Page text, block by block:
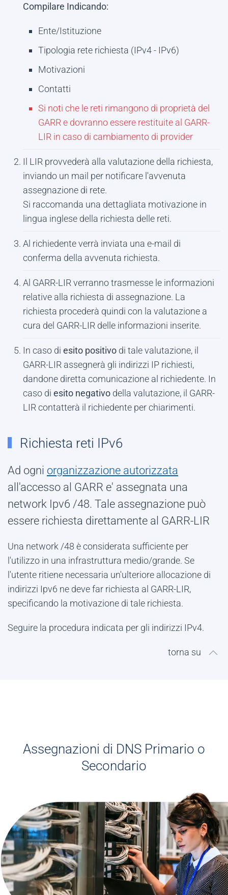
Compilare Indicando:
Ente/Istituzione
Tipologia rete richiesta (IPv4 - IPv6)
Motivazioni
Contatti
Si noti che le reti rimangono di proprietà del
GARR e dovranno essere restituite al GARR-
LIR in caso di cambiamento di provider
Il LIR provvederà alla valutazione della richiesta,
inviando un mail per notificare l'avvenuta
assegnazione di rete.
Si raccomanda una dettagliata motivazione in
lingua inglese della richiesta delle reti.
Al richiedente verrà inviata una e-mail di
conferma della avvenuta richiesta.
Al GARR-LIR verranno trasmesse le informazioni
relative alla richiesta di assegnazione. La
richiesta procederà quindi con la valutazione a
cura del GARR-LIR delle informazioni inserite.
In caso di esito positivo di tale valutazione, il
GARR-LIR assegnerà gli indirizzi IP richiesti,
dandone diretta comunicazione al richiedente. In
caso di esito negativo della valutazione, il GARR-
LIR contatterà il richiedente per chiarimenti.
Richiesta reti IPv6
Ad ogni organizzazione autorizzata
all'accesso al GARR e' assegnata una
network Ipv6 /48. Tale assegnazione può
essere richiesta direttamente al GARR-LIR
Una network /48 è considerata sufficiente per
l'utilizzo in una infrastruttura medio/grande. Se
l'utente ritiene necessaria un'ulteriore allocazione di
indirizzi Ipv6 ne deve far richiesta al GARR-LIR,
specificando la motivazione di tale richiesta.
Seguire la procedura indicata per gli indirizzi IPv4.
torna su
Assegnazioni di DNS Primario o
Secondario